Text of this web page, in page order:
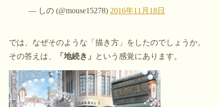
では、なぜそのような「描き方」をしたのでしょうか。
その答えは、
「地続き」 という感覚にあります。